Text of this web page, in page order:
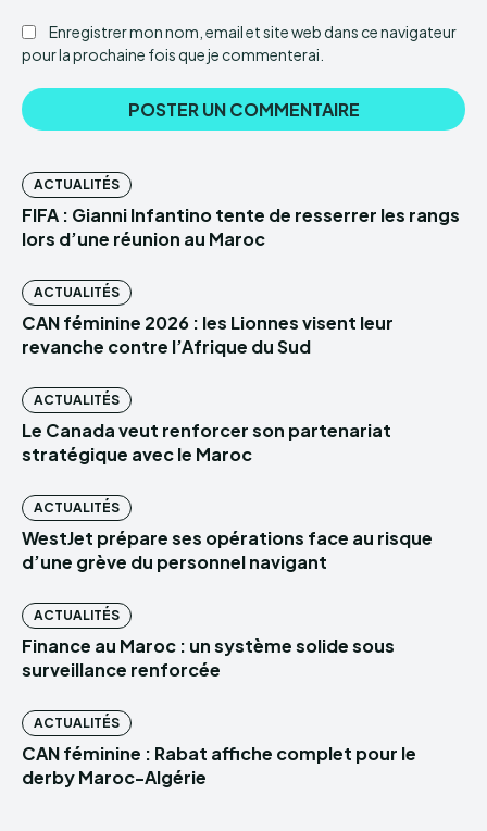
Enregistrer mon nom, email et site web dans ce navigateur
pour la prochaine fois que je commenterai.
ACTUALITÉS
FIFA : Gianni Infantino tente de resserrer les rangs
lors d’une réunion au Maroc
ACTUALITÉS
CAN féminine 2026 : les Lionnes visent leur
revanche contre l’Afrique du Sud
ACTUALITÉS
Le Canada veut renforcer son partenariat
stratégique avec le Maroc
ACTUALITÉS
WestJet prépare ses opérations face au risque
d’une grève du personnel navigant
ACTUALITÉS
Finance au Maroc : un système solide sous
surveillance renforcée
ACTUALITÉS
CAN féminine : Rabat affiche complet pour le
derby Maroc-Algérie